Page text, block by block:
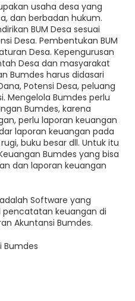
usaha desa yang
dan berbadan hukum.
BUM Desa sesuai
Desa. Pembentukan BUM
Desa. Kepengurusan
Desa dan masyarakat
Bumdes harus didasari
Potensi Desa, peluang
Mengelola Bumdes perlu
Bumdes, karena
perlu laporan keuangan
laporan keuangan pada
buku besar dll. Untuk itu
Bumdes yang bisa
dan laporan keuangan
Software yang
pencatatan keuangan di
Akuntansi Bumdes.
Bumdes